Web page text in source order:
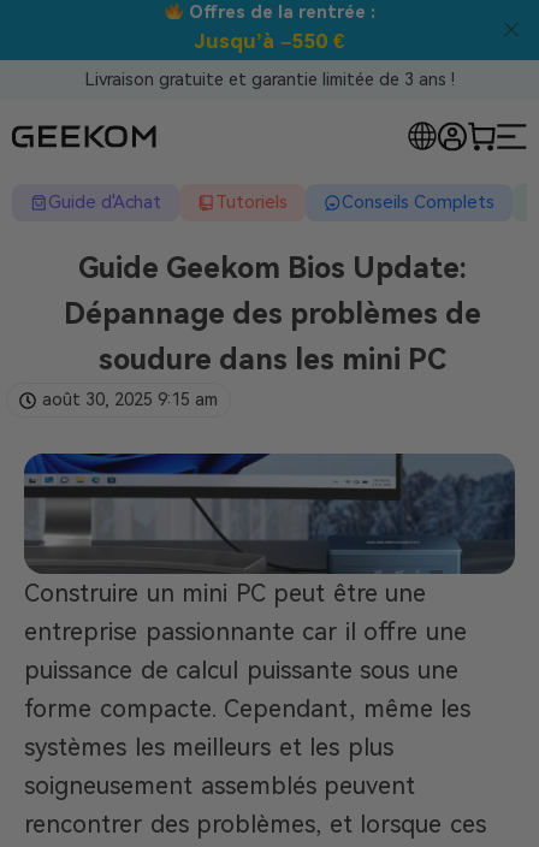
Meilleur prix garanti tous canaux !
Livraison gratuite et garantie limitée de 3 ans !
Guide d'Achat Tutoriels Conseils Complets
Guide Geekom Bios Update:
Dépannage des problèmes de
soudure dans les mini PC
août 30, 2025 9:15 am
Construire un mini PC peut être une
entreprise passionnante car il offre une
puissance de calcul puissante sous une
forme compacte. Cependant, même les
systèmes les meilleurs et les plus
soigneusement assemblés peuvent
rencontrer des problèmes, et lorsque ces